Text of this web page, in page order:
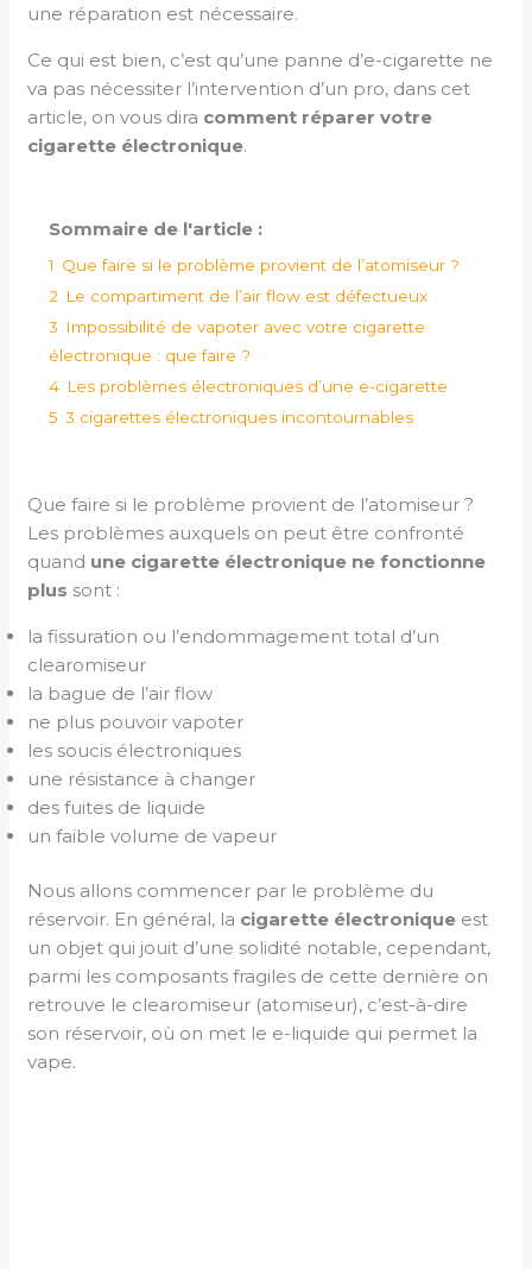
une réparation est nécessaire.
Ce qui est bien, c’est qu’une panne d’e-cigarette ne
va pas nécessiter l’intervention d’un pro, dans cet
article, on vous dira comment réparer votre
cigarette électronique.
Sommaire de l'article :
1 Que faire si le problème provient de l’atomiseur ?
2 Le compartiment de l’air flow est défectueux
3 Impossibilité de vapoter avec votre cigarette
électronique : que faire ?
4 Les problèmes électroniques d’une e-cigarette
5 3 cigarettes électroniques incontournables
Que faire si le problème provient de l’atomiseur ?
Les problèmes auxquels on peut être confronté
quand une cigarette électronique ne fonctionne
plus sont :
la fissuration ou l’endommagement total d’un
clearomiseur
la bague de l’air flow
ne plus pouvoir vapoter
les soucis électroniques
une résistance à changer
des fuites de liquide
un faible volume de vapeur
Nous allons commencer par le problème du
réservoir. En général, la cigarette électronique est
un objet qui jouit d’une solidité notable, cependant,
parmi les composants fragiles de cette dernière on
retrouve le clearomiseur (atomiseur), c’est-à-dire
son réservoir, où on met le e-liquide qui permet la
vape.